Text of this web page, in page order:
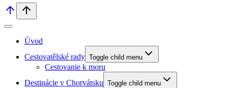
Úvod
Cestovatělské rady Toggle child menu
Cestovanie k moru
Destinácie v Chorvátsku Toggle child menu